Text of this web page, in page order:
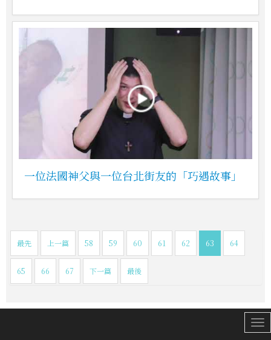
一位法國神父與一位台北街友的「巧遇故事」
最先 上一篇 58 59 60 61 62 63 64
65 66 67 下一篇 最後